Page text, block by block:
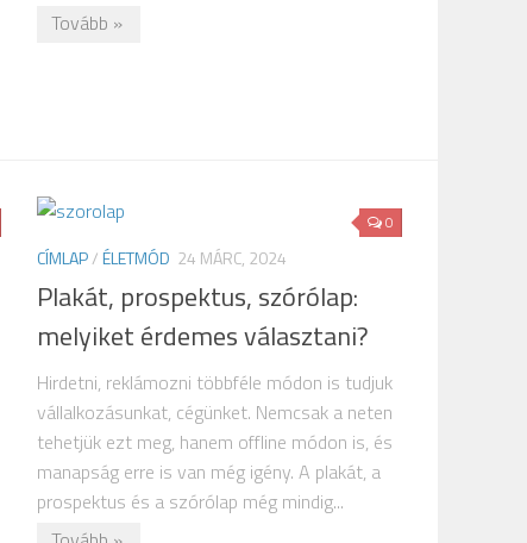
Tovább »
0
CÍMLAP/ÉLETMÓD 24 MÁRC, 2024
Plakát, prospektus, szórólap:
melyiket érdemes választani?
Hirdetni, reklámozni többféle módon is tudjuk
vállalkozásunkat, cégünket. Nemcsak a neten
tehetjük ezt meg, hanem offline módon is, és
manapság erre is van még igény. A plakát, a
prospektus és a szórólap még mindig...